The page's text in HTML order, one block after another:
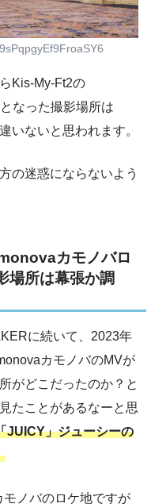
Kis-My-Ft2の
なった撮影場所は
いないと思われます。
の迷惑にならないよう
カモノバロ
場所は幕張か調
に続いて、2023年
カモノバのMVが
がどこだったのか？と
たことがあるなーと思
JUICY」ジューシーの
モノバのロケ地ですが